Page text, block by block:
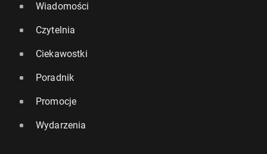
Wiadomości
Czytelnia
Ciekawostki
Poradnik
Promocje
Wydarzenia